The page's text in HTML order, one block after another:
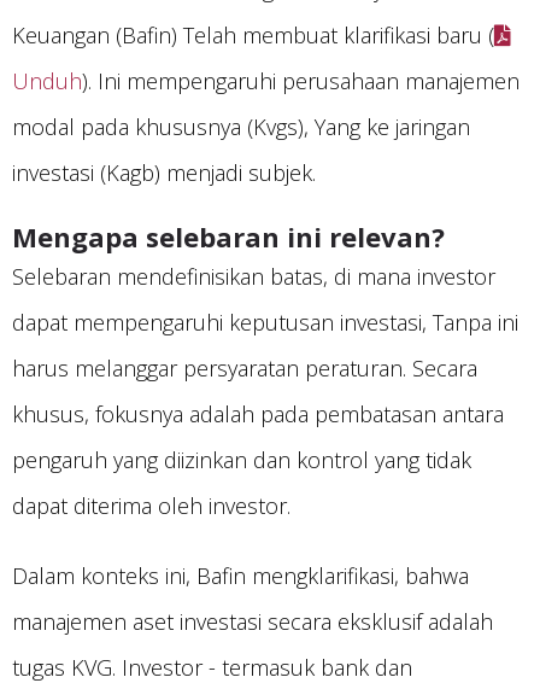
Keuangan (Bafin) Telah membuat klarifikasi baru (
Unduh). Ini mempengaruhi perusahaan manajemen
modal pada khususnya (Kvgs), Yang ke jaringan
investasi (Kagb) menjadi subjek.
Mengapa selebaran ini relevan?
Selebaran mendefinisikan batas, di mana investor
dapat mempengaruhi keputusan investasi, Tanpa ini
harus melanggar persyaratan peraturan. Secara
khusus, fokusnya adalah pada pembatasan antara
pengaruh yang diizinkan dan kontrol yang tidak
dapat diterima oleh investor.
Dalam konteks ini, Bafin mengklarifikasi, bahwa
manajemen aset investasi secara eksklusif adalah
tugas KVG. Investor - termasuk bank dan